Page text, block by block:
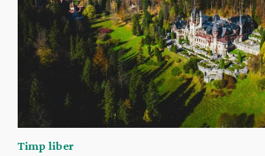
Timp liber